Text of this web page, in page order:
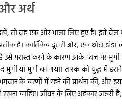
अर्थ
तो वह एक ओर भाला लिए हुए है। इसे वेल
है। कार्तिकेय दूसरी ओर, एक छोटा
परास्त करने के कारण उनके ध्वज पर मुर्गी
मुर्गी या मुर्गा बन गया। तारक को युद्ध
के चरणों में रहने की प्रार्थना की, और
चाहिए। जीवन के लिए अहंकार जरूरी